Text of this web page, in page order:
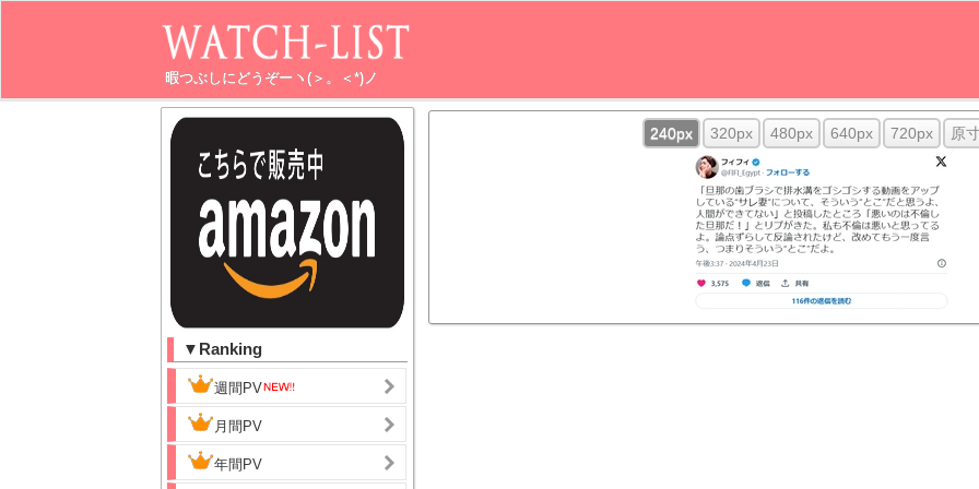
暇つぶしにどうぞーヽ(＞。＜*)ノ
▼Ranking
週間PV
月間PV
年間PV
240px 320px 480px 640px 720px 原